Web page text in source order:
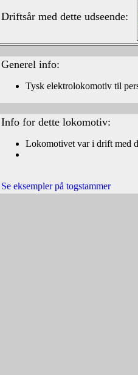
Driftsår med dette udseende:
Generel info:
Tysk elektrolokomotiv til
Info for dette lokomotiv:
Lokomotivet var i drift med
Se eksempler på togstammer